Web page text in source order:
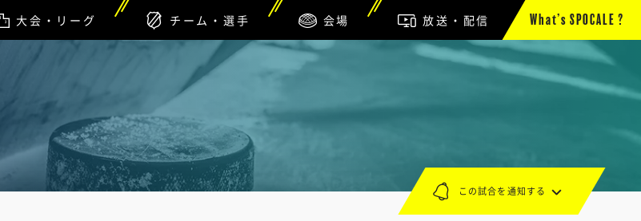
大会・リーグ チーム・選手 会場 放送・配信 What’s SPOCALE ?
この試合を通知する